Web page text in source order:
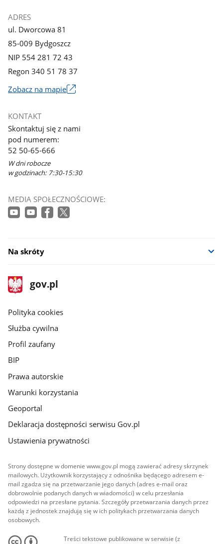
ADRES
ul. Dworcowa 81
85-009 Bydgoszcz
NIP 554 281 72 43
Regon 340 51 78 37
Zobacz na mapie
się
w
nowym
oknie
KONTAKT
Skontaktuj się z nami
pod numerem:
52 50-65-666
W dni robocze
w godzinach: 7:30-15:30
MEDIA SPOŁECZNOŚCIOWE:
Na skróty
stopka
gov.pl
Strona
gov.pl
gov.pl
Polityka cookies
Służba cywilna
Profil zaufany
BIP
Prawa autorskie
Warunki korzystania
Geoportal
Deklaracja dostępności serwisu Gov.pl
Ustawienia prywatności
Strony dostępne w domenie www.gov.pl mogą zawierać adresy skrzynek
mailowych. Użytkownik korzystający z odnośnika będącego adresem e-
mail zgadza się na przetwarzanie jego danych (adres e-mail oraz
dobrowolnie podanych danych w wiadomości) w celu przesłania
odpowiedzi na przesłane pytania. Szczegóły przetwarzania danych przez
każdą z jednostek znajdują się w ich politykach przetwarzania danych
osobowych.
Treści tekstowe publikowane w serwisie (z